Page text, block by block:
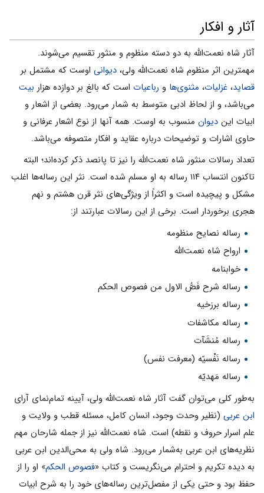
آثار و افکار
آثار شاه نعمت‌الله به دو دسته منظوم و منثور تقسیم می‌شوند.
مهمترین اثر منظوم شاه نعمت‌الله ولى، دیوانى اوست که مشتمل بر
قصاید، غزلیات، مثنوی‌ها و رباعیات است که بالغ بر دوازده هزار بیت
می‌باشد، و از لحاظ ادبى متوسط به شمار مى‌رود. بعضی از اشعار و
ابیات این دیوان منسوب‌ به اوست. همه آنها از نوع اشعار عرفانی و
حاوی اشارات و توضیحات درباره عقاید و افکار متصوفه می‌باشد.
تعداد رسالات منثور شاه نعمت‌الله را نیز تا پانصد ذکر کرده‌اند؛ البته
تاکنون انتساب ۱۱۴ رساله به او مسلم شده است. نثر این رساله‌ها اغلب
مشکل و پیچیده است و اکثراً از ویژگی‌های نثر قرن هشتم و نهم
هجری برخوردار است. برخی از این رسالات عبارتند از:
رساله نصایح منظومه
ارواح شاه نعمت‌الله
خوابنامه
رساله شرح فَصُّ الاول من فصوص الحکم
رساله برزخیه
رساله مکاشفات
رساله مُنشَآت
رساله نَفْسیّه (معرفت نفس)
رساله مَهدیّه
به‌طور کلی می‌توان گفت آثار شاه نعمت‌الله ولی، آیینه تمام‌نمای آرای
ابن عربی (نظیر وحدت وجود، انسان کامل، مسئله قطب و ولایت و
علم اسرار حروف و نقطه) است. شاه نعمت‌الله نیز از جمله شارحان مهم
نظریه‌های ابن عربی به‌شمار می‌رود. شاه ولی به محی‌الدین ابن عربی
به دیده تکریم و احترام می‌نگریست و کتاب «فصوص الحکم» او را از
حفظ بود و حتی یکی از مفصل‌ترین رساله‌های خود را به شرح ابیات